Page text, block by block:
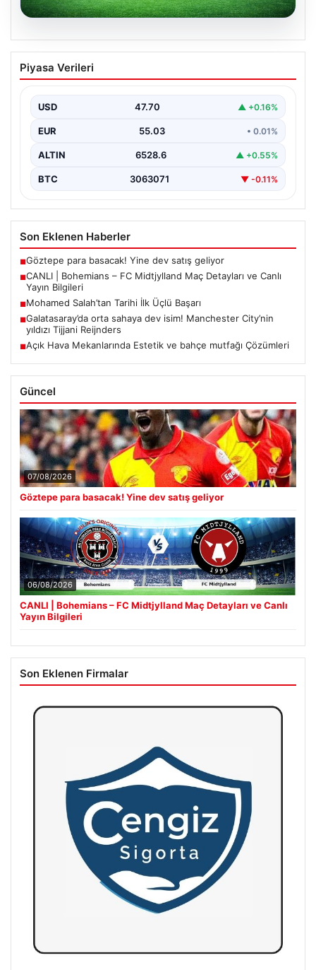
06.08.2026
CANLI | Bohemians – FC Midtjylland
Maç Detayları ve Canlı Yayın Bilgileri
Ağustos 2026 tarihinde Dublin’deki Dalymount…
Piyasa Verileri
USD 47.70 ▲ +0.16%
EUR 55.03 • 0.01%
ALTIN 6528.6 ▲ +0.55%
BTC 3063071 ▼ -0.11%
Son Eklenen Haberler
■Göztepe para basacak! Yine dev satış geliyor
■CANLI | Bohemians – FC Midtjylland Maç Detayları ve Canlı
Yayın Bilgileri
■Mohamed Salah’tan Tarihi İlk Üçlü Başarı
■Galatasaray’da orta sahaya dev isim! Manchester City’nin
yıldızı Tijjani Reijnders
■Açık Hava Mekanlarında Estetik ve bahçe mutfağı Çözümleri
Güncel
07/08/2026
Göztepe para basacak! Yine dev satış geliyor
06/08/2026
CANLI | Bohemians – FC Midtjylland Maç Detayları ve Canlı
Yayın Bilgileri
Son Eklenen Firmalar